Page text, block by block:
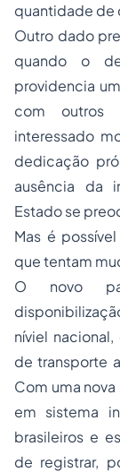
quantidade de
Outro dado
quando o
providencia
com outros
interessado
dedicação
ausência da
Estado se
Mas é
que tentam
O novo
níviel
de transporte
Com uma
em sistema
brasileiros e
de registrar,